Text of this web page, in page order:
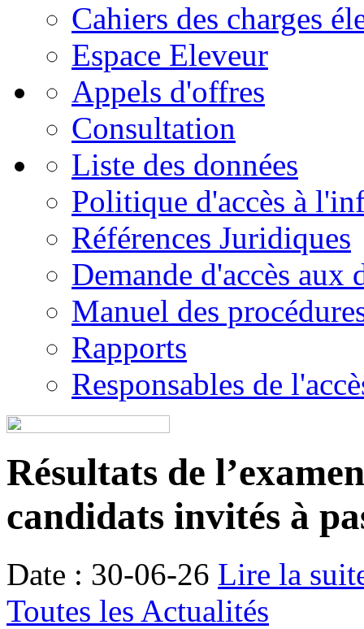
Cahiers des charges
Espace Eleveur
Appels d'offres
Consultation
Liste des données
Politique d'accès à
Références Juridiques
Demande d'accès aux
Manuel des
Rapports
Responsables de
Résultats de
candidats invités à
Date : 30-06-26 Lire la
Toutes les Actualités